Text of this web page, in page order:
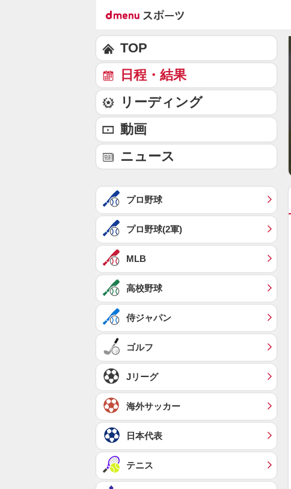
TOP
日程・結果
リーディング
動画
ニュース
プロ野球
プロ野球(2軍)
MLB
高校野球
侍ジャパン
ゴルフ
Jリーグ
海外サッカー
日本代表
テニス